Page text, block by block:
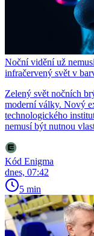
Noční vidění už
infračervený svět v
Zelený svět nočních
moderní války. Nový
technologického
nemusí být nutnou
Kód Enigma
dnes, 07:42
5 min